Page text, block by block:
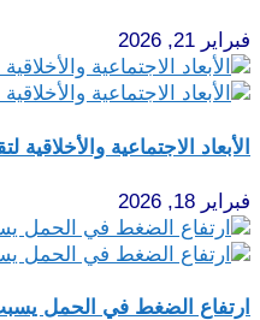
فبراير 21, 2026
الأبعاد الاجتماعية
فبراير 18, 2026
ارتفاع الضغط في الحمل